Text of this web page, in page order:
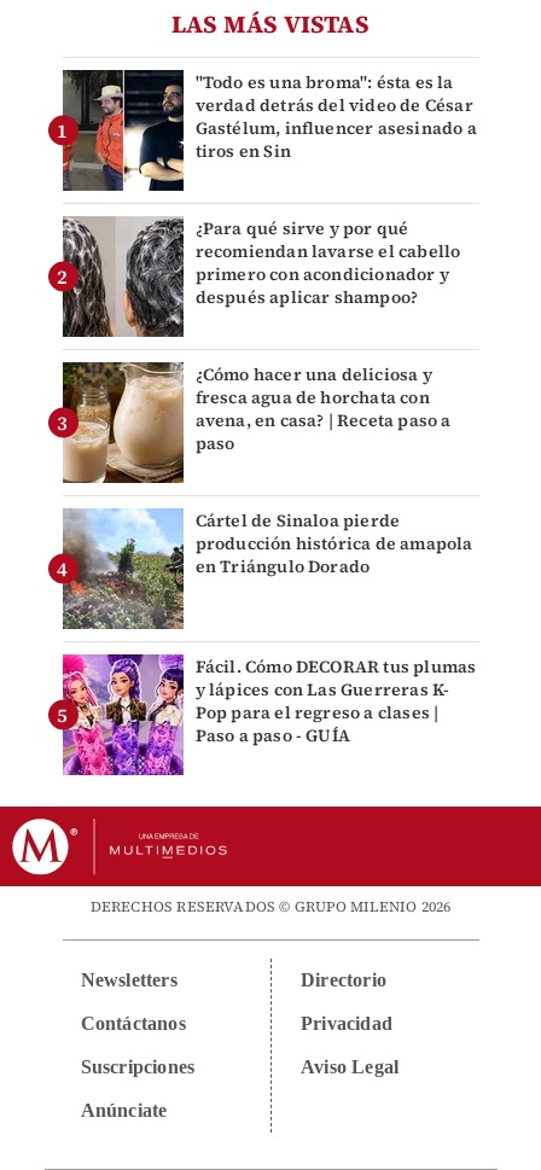
LAS MÁS VISTAS
"Todo es una broma": ésta es la
verdad detrás del video de César
Gastélum, influencer asesinado a
tiros en Sin
¿Para qué sirve y por qué
recomiendan lavarse el cabello
primero con acondicionador y
después aplicar shampoo?
¿Cómo hacer una deliciosa y
fresca agua de horchata con
avena, en casa? | Receta paso a
paso
Cártel de Sinaloa pierde
producción histórica de amapola
en Triángulo Dorado
Fácil. Cómo DECORAR tus plumas
y lápices con Las Guerreras K-
Pop para el regreso a clases |
Paso a paso - GUÍA
DERECHOS RESERVADOS © GRUPO MILENIO 2026
Newsletters
Contáctanos
Suscripciones
Anúnciate
Directorio
Privacidad
Aviso Legal